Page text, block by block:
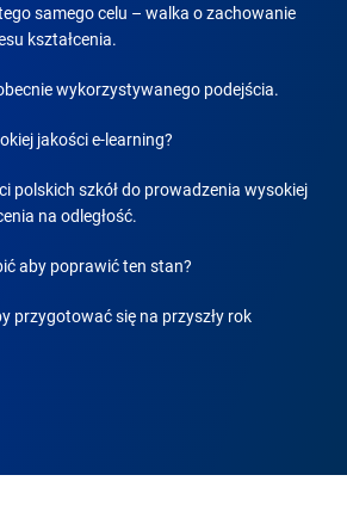
samego celu – walka o zachowanie
kształcenia.
wykorzystywanego podejścia.
jakości e-learning?
polskich szkół do prowadzenia wysokiej
na odległość.
aby poprawić ten stan?
przygotować się na przyszły rok